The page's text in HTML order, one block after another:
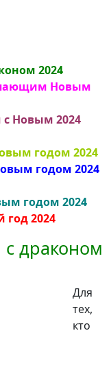
2024
Новым
Новым 2024
годом 2024
годом 2024
годом 2024
2024
драконом
Для
тех,
кто